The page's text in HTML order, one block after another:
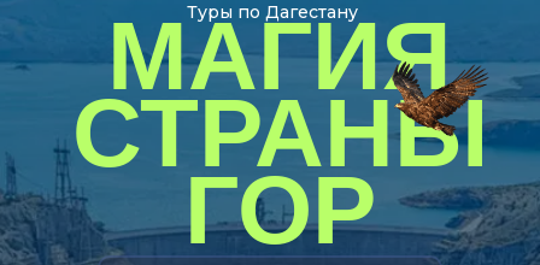
МАГИЯ
СТРАНЫ
ГОР
Туры по Дагестану